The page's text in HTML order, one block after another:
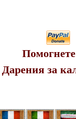
Дарения за